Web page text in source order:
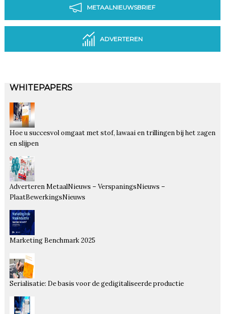
METAALNIEUWSBRIEF
ADVERTEREN
WHITEPAPERS
Hoe u succesvol omgaat met stof, lawaai en trillingen bij het zagen
en slijpen
Adverteren MetaalNieuws – VerspaningsNieuws –
PlaatBewerkingsNieuws
Marketing Benchmark 2025
Serialisatie: De basis voor de gedigitaliseerde productie